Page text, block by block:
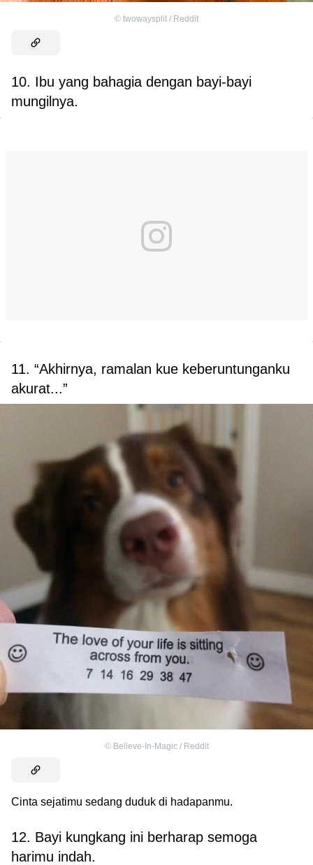
© twowaysplit / Reddit
10. Ibu yang bahagia dengan bayi-bayi
mungilnya.
11. “Akhirnya, ramalan kue keberuntunganku
akurat...”
© Believe-In-Magic / Reddit
Cinta sejatimu sedang duduk di hadapanmu.
12. Bayi kungkang ini berharap semoga
harimu indah.